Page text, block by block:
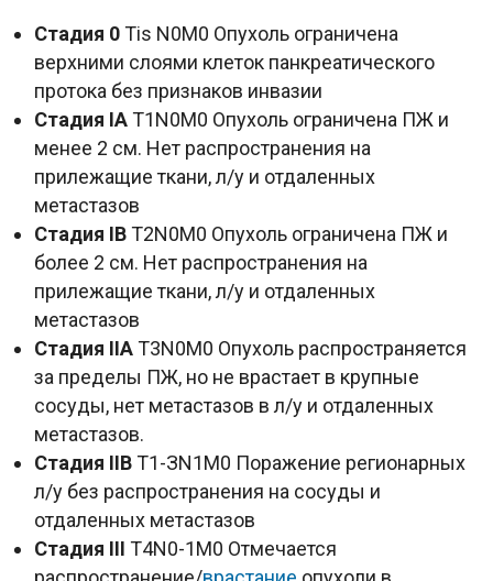
Стадия 0Тis N0M0 Опухоль ограничена
верхними слоями клеток панкреатического
протока без признаков инвазии
Стадия IAT1N0M0 Опухоль ограничена ПЖ и
менее 2 см. Нет распространения на
прилежащие ткани, л/у и отдаленных
метастазов
Стадия IBT2N0M0 Опухоль ограничена ПЖ и
более 2 см. Нет распространения на
прилежащие ткани, л/у и отдаленных
метастазов
Стадия IIAT3N0M0 Опухоль распространяется
за пределы ПЖ, но не врастает в крупные
сосуды, нет метастазов в л/у и отдаленных
метастазов.
Стадия IIBТ1-ЗN1M0 Поражение регионарных
л/у без распространения на сосуды и
отдаленных метастазов
Стадия III T4N0-1M0 Отмечается